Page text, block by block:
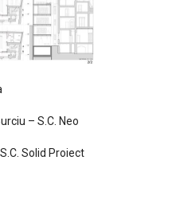
– S.C. Neo
Solid Proiect